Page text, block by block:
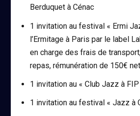
Berduquet à Cénac
1 invitation au festival « Ermi
l’Ermitage à Paris par le label
en charge des frais de
repas, rémunération de 150€
1 invitation au « Club Jazz à FIP
1 invitation au festival « Jazz à